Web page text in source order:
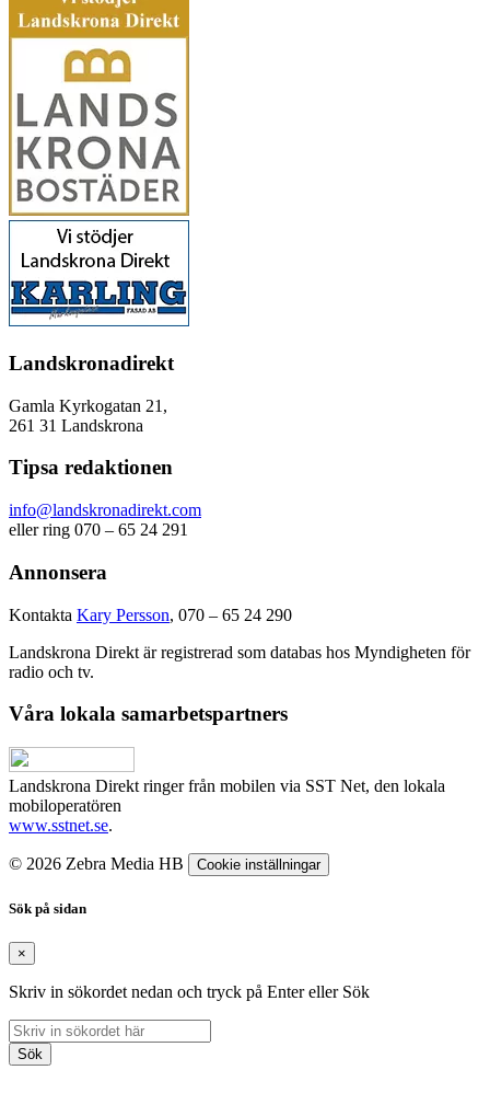
Landskronadirekt
Gamla Kyrkogatan 21,
261 31 Landskrona
Tipsa redaktionen
info@landskronadirekt.com
eller ring 070 – 65 24 291
Annonsera
Kontakta Kary Persson, 070 – 65 24 290
Landskrona Direkt är registrerad som databas hos Myndigheten för
radio och tv.
Våra lokala samarbetspartners
Landskrona Direkt ringer från mobilen via SST Net, den lokala
mobiloperatören
www.sstnet.se.
© 2026 Zebra Media HB Cookie inställningar
Sök på sidan
×
Skriv in sökordet nedan och tryck på Enter eller Sök
Sök